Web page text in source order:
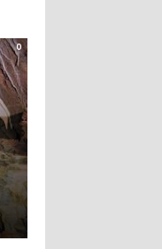
0